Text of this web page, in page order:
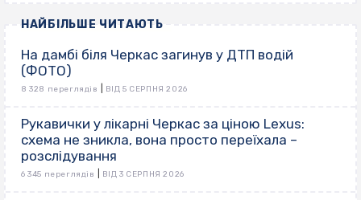
НАЙБІЛЬШЕ ЧИТАЮТЬ
На дамбі біля Черкас загинув у ДТП водій
(ФОТО)
8 328 переглядів ВІД 5 СЕРПНЯ 2026
Рукавички у лікарні Черкас за ціною Lexus:
схема не зникла, вона просто переїхала –
розслідування
6 345 переглядів ВІД 3 СЕРПНЯ 2026